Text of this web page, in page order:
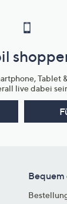
Tablet
live dabei
Bequem